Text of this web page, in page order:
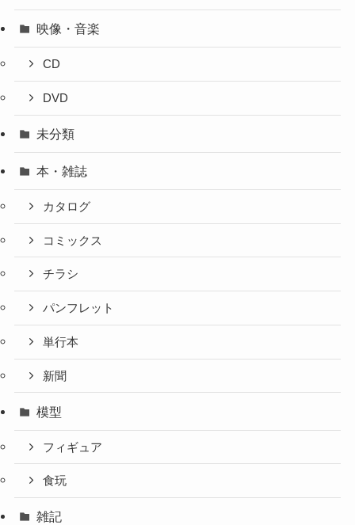
映像・音楽
CD
DVD
未分類
本・雑誌
カタログ
コミックス
チラシ
パンフレット
単行本
新聞
模型
フィギュア
食玩
雑記